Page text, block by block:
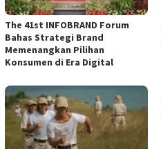
The 41st INFOBRAND Forum
Bahas Strategi Brand
Memenangkan Pilihan
Konsumen di Era Digital